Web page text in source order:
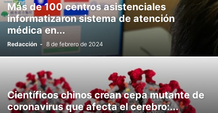
Más de 100 centros asistenciales
informatizaron sistema de atención
médica en...
Redacción - 8 de febrero de 2024
Científicos chinos crean cepa mutante de
coronavirus que afecta el cerebro:...